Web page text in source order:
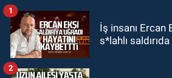
11:49Kdz. Ereğli Belediyespor'da
kulübün başına
İş insanı Ercan
s*lahlı
1
2